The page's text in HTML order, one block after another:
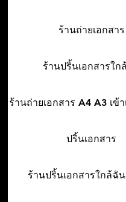
ร้านถ่ายเอกสาร
ร้านปริ้นเอกสารใก
ร้านถ่ายเอกสาร A4 A3 เข้
ปริ้นเอกสาร
ร้านปริ้นเอกสารใกล้ฉั